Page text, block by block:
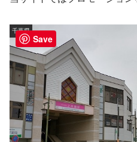
千葉県
Save